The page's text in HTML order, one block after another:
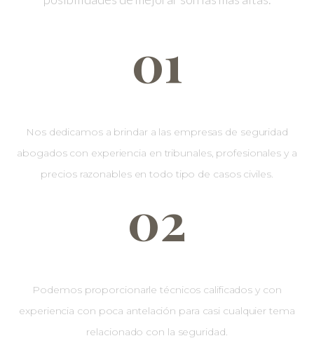
01
Nos dedicamos a brindar a las empresas de seguridad
abogados con experiencia en tribunales, profesionales y a
precios razonables en todo tipo de casos civiles.
02
Podemos proporcionarle técnicos calificados y con
experiencia con poca antelación para casi cualquier tema
relacionado con la seguridad.